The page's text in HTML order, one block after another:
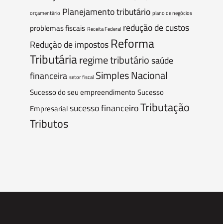
orçamentário Planejamento tributário plano de negócios
problemas fiscais Receita Federal redução de custos
Redução de impostosReforma
Tributáriaregime tributáriosaúde
financeira setor fiscal Simples Nacional
Sucesso do seu empreendimentoSucesso
Empresarialsucesso financeiroTributação
Tributos